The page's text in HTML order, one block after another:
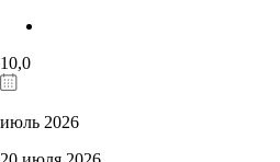
10,0
июль 2026